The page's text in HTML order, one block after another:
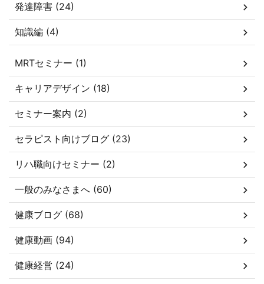
発達障害 (24)
知識編 (4)
MRTセミナー (1)
キャリアデザイン (18)
セミナー案内 (2)
セラピスト向けブログ (23)
リハ職向けセミナー (2)
一般のみなさまへ (60)
健康ブログ (68)
健康動画 (94)
健康経営 (24)